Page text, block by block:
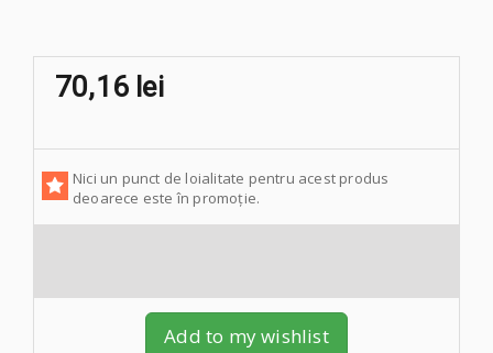
70,16 lei
Nici un punct de loialitate pentru acest produs
deoarece este în promoție.
Add to my wishlist